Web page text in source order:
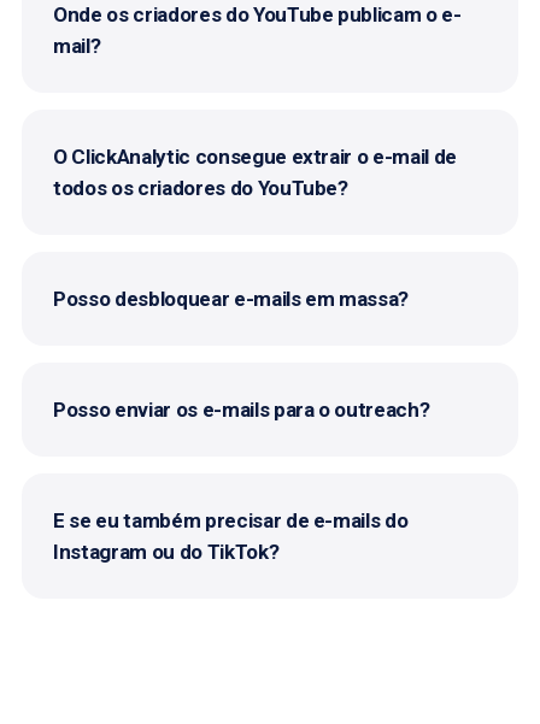
Onde os criadores do YouTube publicam o e-
mail?
O ClickAnalytic consegue extrair o e-mail de
todos os criadores do YouTube?
Posso desbloquear e-mails em massa?
Posso enviar os e-mails para o outreach?
E se eu também precisar de e-mails do
Instagram ou do TikTok?